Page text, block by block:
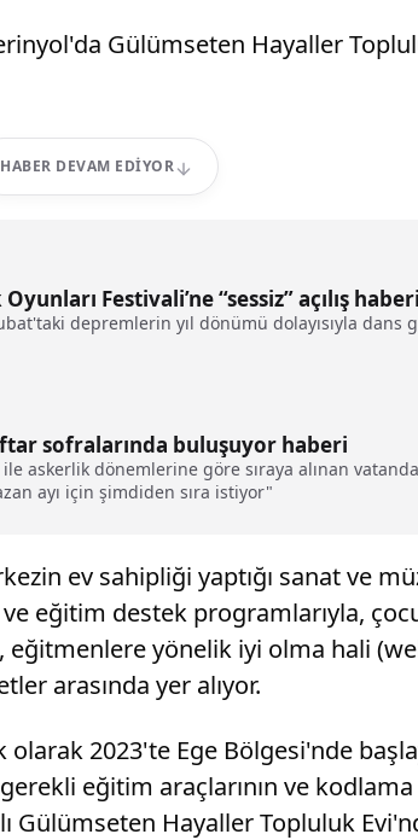
Gülümseten Hayaller
HABER DEVAM EDIYOR
Festivali’ne “sessiz” açılış haberi
depremlerin yıl dönümü dolayısıyla dans
sofralarında buluşuyor haberi
askerlik dönemlerine göre sıraya alınan
ayı için şimdiden sıra istiyor"
ev sahipliği yaptığı sanat ve
ve eğitim destek programlarıyla,
yönelik iyi olma hali
arasında yer alıyor.
2023'te Ege Bölgesi'nde
eğitim araçlarının ve
Gülümseten Hayaller Topluluk